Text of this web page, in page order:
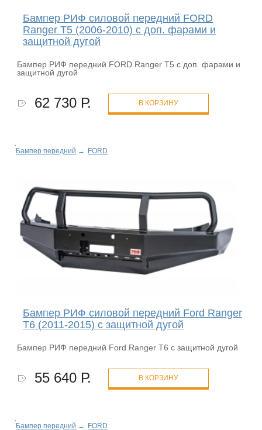
Бампер РИФ силовой передний FORD
Ranger T5 (2006-2010) с доп. фарами и
защитной дугой
Бампер РИФ передний FORD Ranger T5 с доп. фарами и
защитной дугой
62 730 Р. В КОРЗИНУ
Бампер передний → FORD
Бампер РИФ силовой передний Ford Ranger
T6 (2011-2015) с защитной дугой
Бампер РИФ передний Ford Ranger T6 с защитной дугой
55 640 Р. В КОРЗИНУ
Бампер передний → FORD